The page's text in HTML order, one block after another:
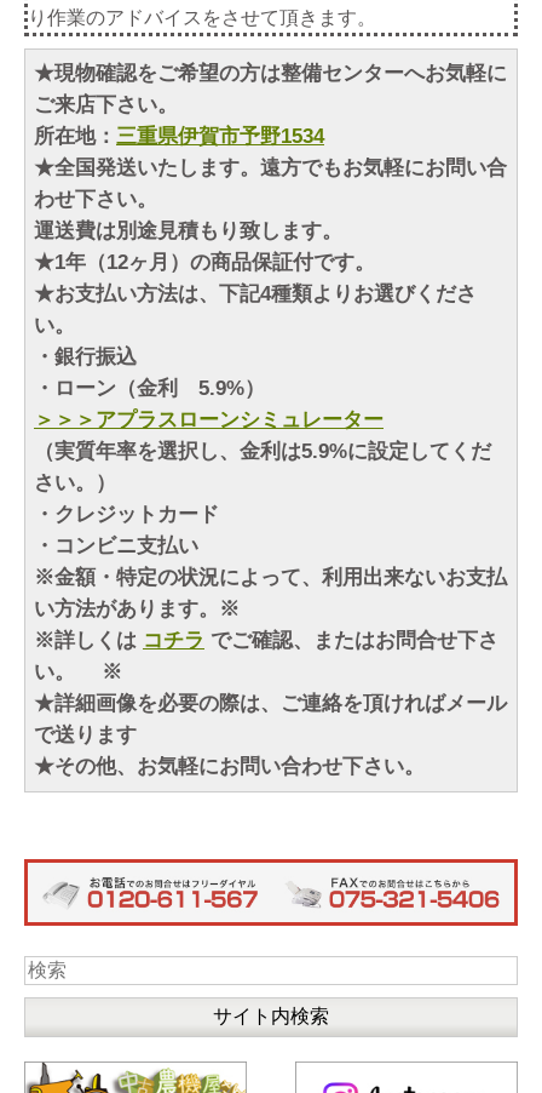
り作業のアドバイスをさせて頂きます。
★現物確認をご希望の方は整備センターへお気軽に
ご来店下さい。
所在地： 三重県伊賀市予野1534
★全国発送いたします。遠方でもお気軽にお問い合
わせ下さい。
運送費は別途見積もり致します。
★1年（12ヶ月）の商品保証付です。
★お支払い方法は、下記4種類よりお選びくださ
い。
・銀行振込
・ローン（金利 5.9%）
＞＞＞アプラスローンシミュレーター
（実質年率を選択し、金利は5.9%に設定してくだ
さい。）
・クレジットカード
・コンビニ支払い
※金額・特定の状況によって、利用出来ないお支払
い方法があります。※
※詳しくは コチラ でご確認、またはお問合せ下さ
い。 ※
★詳細画像を必要の際は、ご連絡を頂ければメール
で送ります
★その他、お気軽にお問い合わせ下さい。